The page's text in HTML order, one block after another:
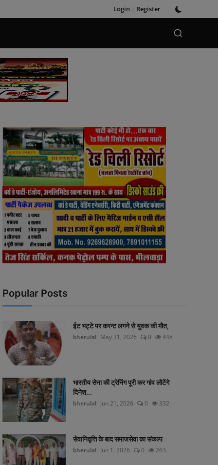
Login / Register
Popular Posts
ईट भट्टे पर करन्ट लगने से युवक की मौत,
bherulal May 31, 2026 0 448
भारतीय सेना की ट्रेनिंग पूरी कर गांव लौटेंगे
दिनेश...
bherulal Jun 21, 2026 0 332
सेवानिवृत्ति के बाद समाजसेवा का संकल्प
bherulal Jun 1, 2026 0 263